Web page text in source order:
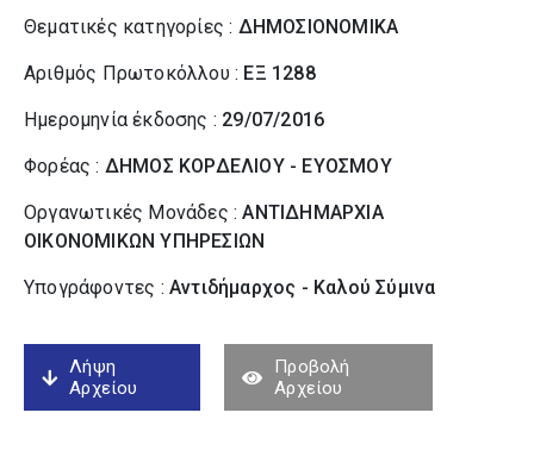
Θεματικές κατηγορίες : ΔΗΜΟΣΙΟΝΟΜΙΚΑ
Αριθμός Πρωτοκόλλου : ΕΞ 1288
Ημερομηνία έκδοσης : 29/07/2016
Φορέας : ΔΗΜΟΣ ΚΟΡΔΕΛΙΟΥ - ΕΥΟΣΜΟΥ
Οργανωτικές Μονάδες :ΑΝΤΙΔΗΜΑΡΧΙΑ
ΟΙΚΟΝΟΜΙΚΩΝ ΥΠΗΡΕΣΙΩΝ
Υπογράφοντες : Αντιδήμαρχος - Καλού Σύµινα
Λήψη
Αρχείου
Προβολή
Αρχείου